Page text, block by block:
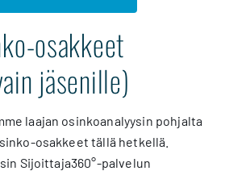
osakkeet
jäsenille)
laajan osinkoanalyysin pohjalta
osakkeet tällä hetkellä.
Sijoittaja360°-palvelun